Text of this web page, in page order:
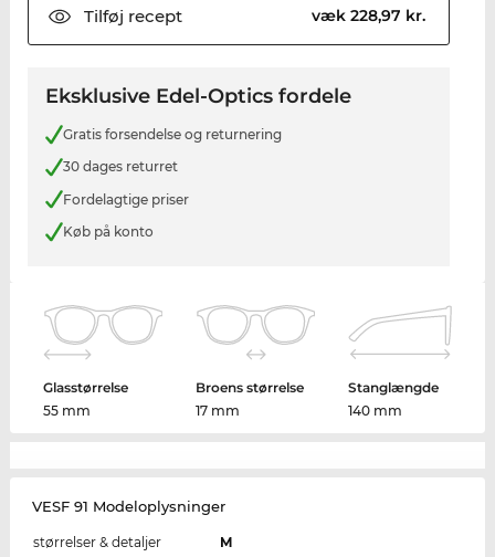
Tilføj recept væk 228,97 kr.
Eksklusive Edel-Optics fordele
Gratis forsendelse og returnering
30 dages returret
Fordelagtige priser
Køb på konto
Glasstørrelse
55 mm
Broens størrelse
17 mm
Stanglængde
140 mm
VESF 91 Modeloplysninger
størrelser & detaljer
M